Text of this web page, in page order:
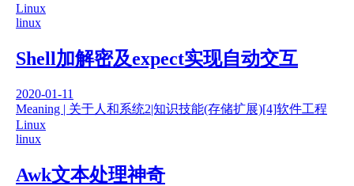
Linux
linux
Shell加解密及expect实现自动交互
2020-01-11
Meaning | 关于人和系统2|知识技能(存储扩展)[4]软件工程
Linux
linux
Awk文本处理神奇